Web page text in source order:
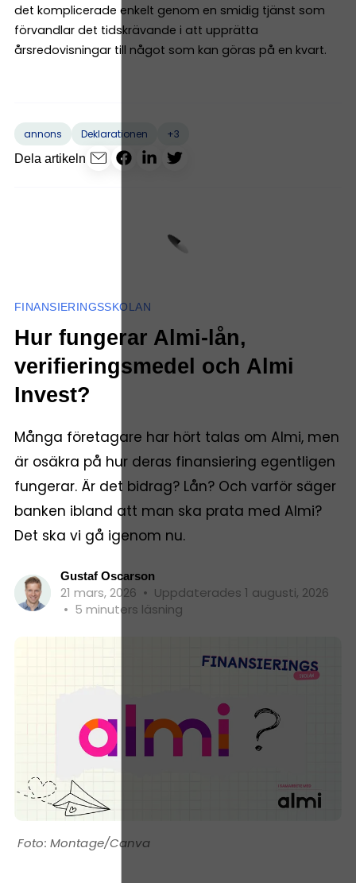
det komplicerade enkelt genom en smidig tjänst som
förvandlar det tidskrävande i att upprätta
årsredovisningar till något som kan göras på en kvart.
annons Deklarationen
+3
Dela artikeln
FINANSIERINGSSKOLAN
Hur fungerar Almi-lån,
verifieringsmedel och Almi
Invest?
Många företagare har hört talas om Almi, men
är osäkra på hur deras finansiering egentligen
fungerar. Är det bidrag? Lån? Och varför säger
banken ibland att man ska prata med Almi?
Det ska vi gå igenom nu.
Gustaf Oscarson
21 mars, 2026 • Uppdaterades 1 augusti, 2026
• 5 minuters läsning
Montage/Canva